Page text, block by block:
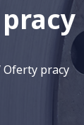
Oferty pracy